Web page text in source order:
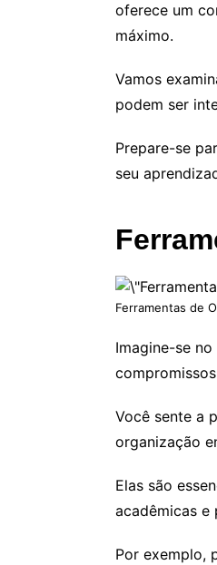
oferece um
máximo.
Vamos
podem ser
Prepare-se
seu
Ferramentas de
Imagine-se
Você sente a
organização
Elas são
acadêmicas e
Por exemplo,